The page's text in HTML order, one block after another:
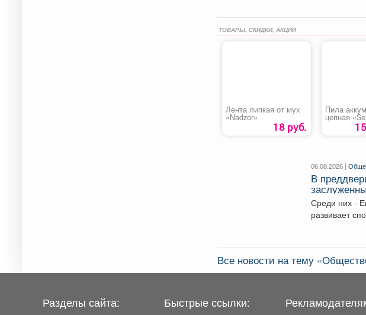
ТОВАРЫ, СКИДКИ, АКЦИИ
Лента липкая от мух
«Nadzor»
18 руб.
Пила
цепная
EU»
06.08.2026 |
В
жизнь
Среди них -
развивает
Все новости на тему
Разделы сайта: Быстрые ссылки: